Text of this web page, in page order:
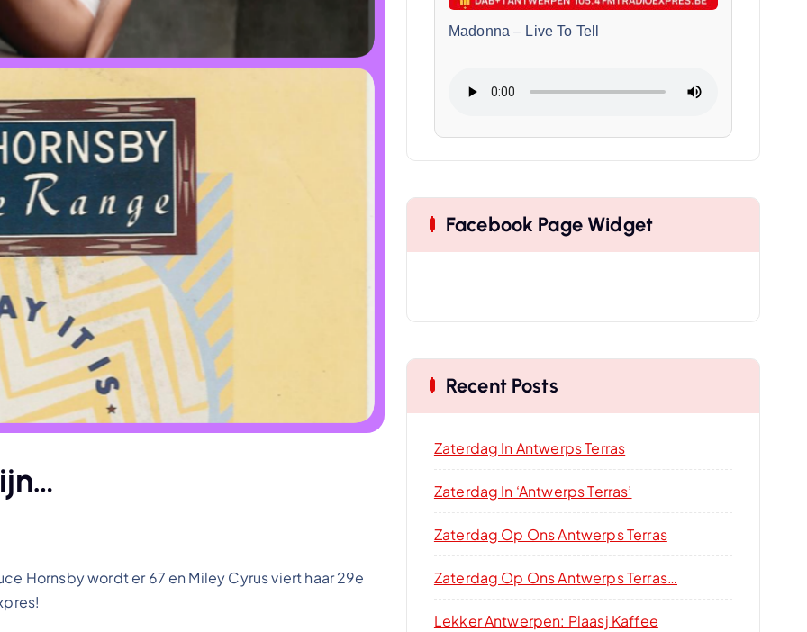
Hornsby wordt er 67 en Miley Cyrus viert haar 29e
Madonna – Live To Tell
Facebook Page Widget
Recent Posts
Zaterdag In Antwerps Terras
Zaterdag In ‘Antwerps Terras’
Zaterdag Op Ons Antwerps Terras
Zaterdag Op Ons Antwerps Terras…
Lekker Antwerpen: Plaasj Kaffee